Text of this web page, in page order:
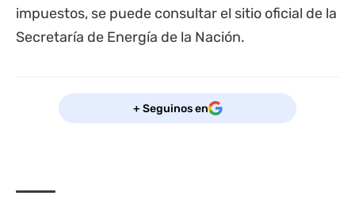
impuestos, se puede consultar el sitio oficial de la
Secretaría de Energía de la Nación.
+ Seguinos en